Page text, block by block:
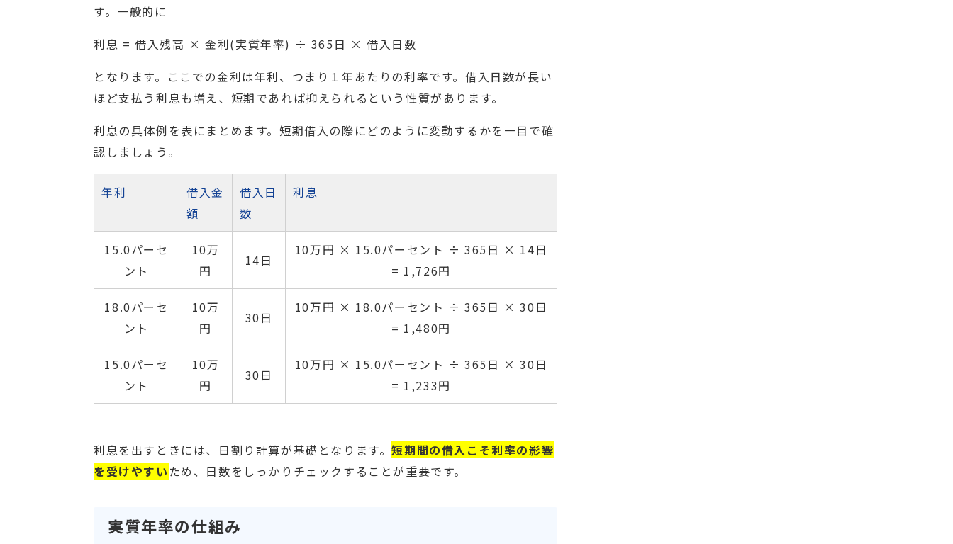
す。一般的に
利息 = 借入残高 × 金利(実質年率) ÷ 365日 × 借入日数
となります。ここでの金利は年利、つまり１年あたりの利率です。借入日数が長い
ほど支払う利息も増え、短期であれば抑えられるという性質があります。
利息の具体例を表にまとめます。短期借入の際にどのように変動するかを一目で確
認しましょう。
年利
借入金
額
借入日
数
利息
15.0パーセ
ント
10万
円
14日
10万円 × 15.0パーセント ÷ 365日 × 14日
= 1,726円
18.0パーセ
ント
10万
円
30日
10万円 × 18.0パーセント ÷ 365日 × 30日
= 1,480円
15.0パーセ
ント
10万
円
30日
10万円 × 15.0パーセント ÷ 365日 × 30日
= 1,233円
利息を出すときには、日割り計算が基礎となります。短期間の借入こそ利率の影響
を受けやすい ため、日数をしっかりチェックすることが重要です。
実質年率の仕組み